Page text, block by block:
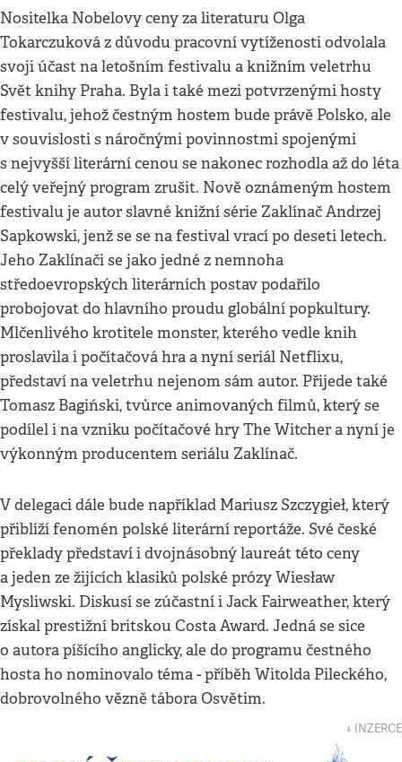
Nositelka Nobelovy ceny za literaturu Olga
Tokarczuková z důvodu pracovní vytíženosti odvolala
svoji účast na letošním festivalu a knižním veletrhu
Svět knihy Praha. Byla i také mezi potvrzenými hosty
festivalu, jehož čestným hostem bude právě Polsko, ale
v souvislosti s náročnými povinnostmi spojenými
s nejvyšší literární cenou se nakonec rozhodla až do léta
celý veřejný program zrušit. Nově oznámeným hostem
festivalu je autor slavné knižní série Zaklínač Andrzej
Sapkowski, jenž se se na festival vrací po deseti letech.
Jeho Zaklínači se jako jedné z nemnoha
středoevropských literárních postav podařilo
probojovat do hlavního proudu globální popkultury.
Mlčenlivého krotitele monster, kterého vedle knih
proslavila i počítačová hra a nyní seriál Netflixu,
představí na veletrhu nejenom sám autor. Přijede také
Tomasz Bagiński, tvůrce animovaných filmů, který se
podílel i na vzniku počítačové hry The Witcher a nyní je
výkonným producentem seriálu Zaklínač.
V delegaci dále bude například Mariusz Szczygieł, který
přiblíží fenomén polské literární reportáže. Své české
překlady představí i dvojnásobný laureát této ceny
a jeden ze žijících klasiků polské prózy Wiesław
Mysliwski. Diskusí se zúčastní i Jack Fairweather, který
získal prestižní britskou Costa Award. Jedná se sice
o autora píšícího anglicky, ale do programu čestného
hosta ho nominovalo téma - příběh Witolda Pileckého,
dobrovolného vězně tábora Osvětim.
↓ INZERCE